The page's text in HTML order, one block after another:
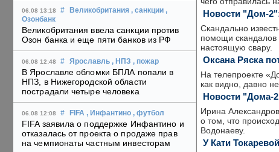
06.08 13:18 # Великобритания , санкции ,
Озонбанк
Великобритания ввела санкции против
Озон банка и еще пяти банков из РФ
06.08 12:48 # Ярославль , НПЗ , пожар
В Ярославле обломки БПЛА попали в
НПЗ, в Нижегородской области
пострадали четыре человека
06.08 12:08 # FIFA , Инфантино , футбол
FIFA заявила о поддержке Инфантино и
отказалась от проекта о продаже прав
на чемпионаты частным инвесторам
Новости "Дом-
Скандально
помощи скандалов
настоящую свару.
Оксана Ряска
На телепроекте
как видно, давно
Новости "Дома-
Ирина
о том, что
Водонаеву.
У Кати